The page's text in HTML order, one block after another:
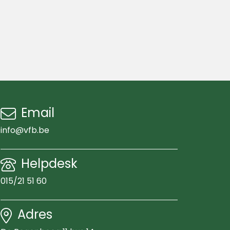
Email
info@vfb.be
Helpdesk
015/21 51 60
Adres